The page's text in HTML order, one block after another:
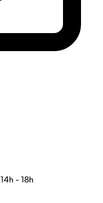
14h - 18h